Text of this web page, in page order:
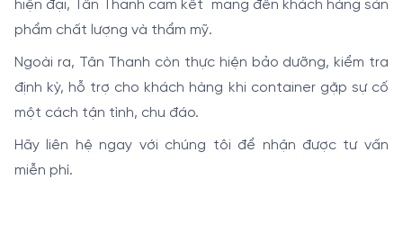
hiện đại, Tân Thanh cam kết mang đến khách hàng sản
phẩm chất lượng và thẩm mỹ.
Ngoài ra, Tân Thanh còn thực hiện bảo dưỡng, kiểm tra
định kỳ, hỗ trợ cho khách hàng khi container gặp sự cố
một cách tận tình, chu đáo.
Hãy liên hệ ngay với chúng tôi để nhận được tư vấn
miễn phí.